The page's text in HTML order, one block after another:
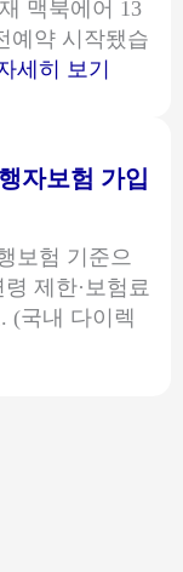
소
득
까
산
예
맥북에어 13
예약 시작됐습
세히 보기
에
13
M5
사
자보험 가입
보험 기준으
제한·보험료
(국내 다이렉